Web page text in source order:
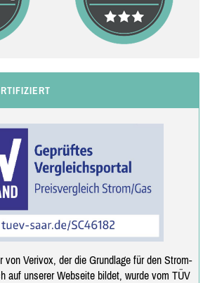
von Verivox, der die Grundlage für den Strom-
auf unserer Webseite bildet, wurde vom TÜV